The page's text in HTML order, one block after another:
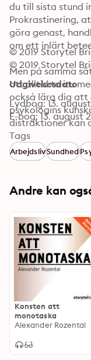
du till sista stund
Prokrastinering,
göra genast,
om ett inlärt
Men på samma
att alltid ta itu
också lära dig att
psykologins
distraktioner kan
uppgifter blir
I den här kursen
bättre struktur,
lättare når dina
ansträngning.
och
vara riktigt
Kursen bygger
forskare inom
prokrastinering.
och
inom bland
© 2019 Storytel
© 2019 Storytel
Udgivelsesdato
Lydbog: 13.
E-bog: 13. august
Tags
ArbejdslivSundhed
Andre kan
Konsten att
monotaska
Alexander Rozental